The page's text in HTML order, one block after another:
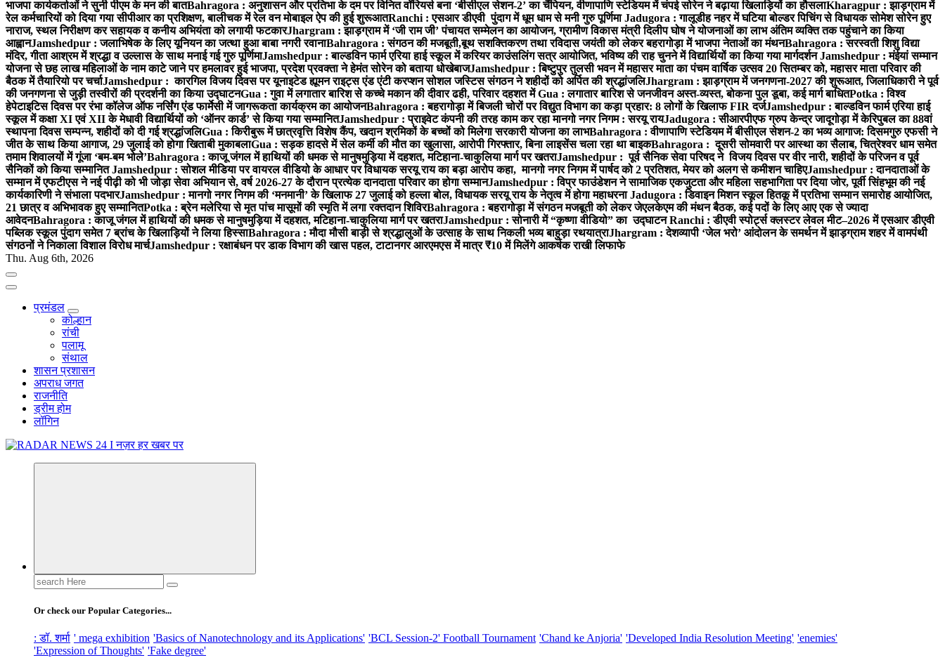
भाजपा कार्यकर्ताओं ने सुनी पीएम के मन की बातBahragora : अनुशासन और प्रतिभा के दम पर विनित वॉरियर्स बना ‘बीसीएल सेशन-2’ का चैंपियन, वीणापाणि स्टेडियम में चंपई सोरेन ने बढ़ाया खिलाड़ियों का हौसलाKharagpur : झाड़ग्राम में
रेल कर्मचारियों को दिया गया सीपीआर का प्रशिक्षण, बालीचक में रेल वन मोबाइल ऐप की हुई शुरूआतRanchi : एसआर डीएवी पुंदाग में धूम धाम से मनी गुरु पूर्णिमाJadugora : गालूडीह नहर में घटिया बोल्डर पिचिंग से विधायक सोमेश सोरेन हुए
नाराज, स्थल निरीक्षण कर सहायक व कनीय अभियंता को लगायी फटकारJhargram : झाड़ग्राम में ‘जी राम जी’ पंचायत सम्मेलन का आयोजन, ग्रामीण विकास मंत्री दिलीप घोष ने योजनाओं का लाभ अंतिम व्यक्ति तक पहुंचाने का किया
आह्वानJamshedpur : जलाभिषेक के लिए यूनियन का जत्था हुआ बाबा नगरी रवानाBahragora : संगठन की मजबूती,बूथ सशक्तिकरण तथा रविदास जयंती को लेकर बहरागोड़ा में भाजपा नेताओं का मंथनBahragora : सरस्वती शिशु विद्या
मंदिर, गीता आश्रम में श्रद्धा व उल्लास के साथ मनाई गई गुरु पूर्णिमाJamshedpur : बाल्डविन फार्म एरिया हाई स्कूल में करियर काउंसलिंग सत्र आयोजित, भविष्य की राह चुनने में विद्यार्थियों का किया गया मार्गदर्शनJamshedpur : मंईयां सम्मान
योजना से छह लाख महिलाओं के नाम काटे जाने पर हमलावर हुई भाजपा, प्रदेश प्रवक्ता ने हेमंत सोरेन को बताया धोखेबाजJamshedpur : बिष्टुपुर तुलसी भवन में महासर माता का पंचम वार्षिक उत्सव 20 सितम्बर को, महासर माता परिवार की
बैठक में तैयारियो पर चर्चाJamshedpur : कारगिल विजय दिवस पर यूनाइटेड ह्यूमन राइट्स एंड एंटी करप्शन सोशल जस्टिस संगठन ने शहीदों को अर्पित की श्रद्धांजलिJhargram : झाड़ग्राम में जनगणना-2027 की शुरूआत, जिलाधिकारी ने पूर्व
की जनगणना से जुड़ी तस्वीरों की प्रदर्शनी का किया उद्घाटनGua : गुवा में लगातार बारिश से कच्चे मकान की दीवार ढही, परिवार दहशत मेंGua : लगातार बारिश से जनजीवन अस्त-व्यस्त, बोकना पुल डूबा, कई मार्ग बाधितPotka : विश्व
हेपेटाइटिस दिवस पर रंभा कॉलेज ऑफ नर्सिंग एंड फार्मेसी में जागरूकता कार्यक्रम का आयोजनBahragora : बहरागोड़ा में बिजली चोरों पर विद्युत विभाग का कड़ा प्रहार: 8 लोगों के खिलाफ FIR दर्जJamshedpur : बाल्डविन फार्म एरिया हाई
स्कूल में कक्षा XI एवं XII के मेधावी विद्यार्थियों को ‘ऑनर कार्ड’ से किया गया सम्मानितJamshedpur : प्राइवेट कंपनी की तरह काम कर रहा मानगो नगर निगम : सरयू रायJadugora : सीआरपीएफ ग्रुप केन्द्र जादूगोड़ा में केरिपुबल का 88वां
स्थापना दिवस सम्पन्न, शहीदों को दी गई श्रद्धांजलिGua : किरीबुरू में छात्रवृत्ति विशेष कैंप, खदान श्रमिकों के बच्चों को मिलेगा सरकारी योजना का लाभBahragora : वीणापाणि स्टेडियम में बीसीएल सेशन-2 का भव्य आगाज: दिसमगुरु एफसी ने
जीत के साथ किया आगाज, 29 जुलाई को होगा खिताबी मुकाबलाGua : सड़क हादसे में सेल कर्मी की मौत का खुलासा, आरोपी गिरफ्तार, बिना लाइसेंस चला रहा था बाइकBahragora : दूसरी सोमवारी पर आस्था का सैलाब, चित्रेश्वर धाम समेत
तमाम शिवालयों में गूंजा ‘बम-बम भोले’Bahragora : काजू जंगल में हाथियों की धमक से मानुषमुड़िया में दहशत, मटिहाना-चाकुलिया मार्ग पर खतराJamshedpur : पूर्व सैनिक सेवा परिषद ने विजय दिवस पर वीर नारी, शहीदों के परिजन व पूर्व
सैनिकों को किया सम्मानितJamshedpur : सोशल मीडिया पर वायरल वीडियो के आधार पर विधायक सरयू राय का बड़ा आरोप कहा, मानगो नगर निगम में पार्षद को 2 प्रतिशत, मेयर को अलग से कमीशन चाहिएJamshedpur : दानदाताओं के
सम्मान में एफटीएस ने नई पीढ़ी को भी जोड़ा सेवा अभियान से, वर्ष 2026-27 के दौरान प्रत्येक दानदाता परिवार का होगा सम्मानJamshedpur : विप्र फाउंडेशन ने सामाजिक एकजुटता और महिला सहभागिता पर दिया जोर, पूर्वी सिंहभूम की नई
कार्यकारिणी ने संभाला पदभारJamshedpur : मानगो नगर निगम की ‘मनमानी’ के खिलाफ 27 जुलाई को हल्ला बोल, विधायक सरयू राय के नेतृत्व में होगा महाधरनाJadugora : डिवाइन मिशन स्कूल हितकू में प्रतिभा सम्मान समारोह आयोजित,
21 छात्र व अभिभावक हुए सम्मानितPotka : ब्रेन मलेरिया से मृत पांच मासूमों की स्मृति में लगा रक्तदान शिविरBahragora : बहरागोड़ा में संगठन मजबूती को लेकर जेएलकेएम की मंथन बैठक, कई पदों के लिए आए एक से ज्यादा
आवेदनBahragora : काजू जंगल में हाथियों की धमक से मानुषमुड़िया में दहशत, मटिहाना-चाकुलिया मार्ग पर खतराJamshedpur : सोनारी में “कृष्णा वीडियो” का उद्घाटनRanchi : डीएवी स्पोर्ट्स क्लस्टर लेवल मीट–2026 में एसआर डीएवी
पब्लिक स्कूल पुंदाग समेत 7 ब्रांच के खिलाड़ियों ने लिया हिस्साBahragora : मौदा मौसी बाड़ी से श्रद्धालुओं के उत्साह के साथ निकली भव्य बाहुड़ा रथयात्राJhargram : देशव्यापी ‘जेल भरो’ आंदोलन के समर्थन में झाड़ग्राम शहर में वामपंथी
संगठनों ने निकाला विशाल विरोध मार्चJamshedpur : रक्षाबंधन पर डाक विभाग की खास पहल, टाटानगर आरएमएस में मात्र ₹10 में मिलेंगे आकर्षक राखी लिफाफे
Thu. Aug 6th, 2026
प्रमंडल
कोल्हान
रांची
पलामू
संथाल
शासन प्रशासन
अपराध जगत
राजनीति
ड्रीम होम
लॉगिन
Search
for:
Or check our Popular Categories...
: डॉ. शर्मा ' mega exhibition 'Basics of Nanotechnology and its Applications' 'BCL Session-2' Football Tournament 'Chand ke Anjoria' 'Developed India Resolution Meeting' 'enemies'
'Expression of Thoughts' 'Fake degree'